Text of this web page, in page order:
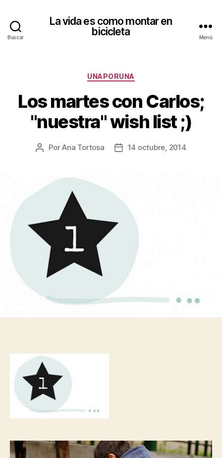
Buscar
La vida es como montar en
bicicleta
Menú
Categorías
UNAPORUNA
Los martes con Carlos;
"nuestra" wish list ;)
Autor
entrada
PorAna Tortosa
Fecha14 octubre, 2014